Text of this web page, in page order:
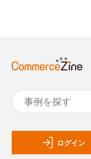
ログイン